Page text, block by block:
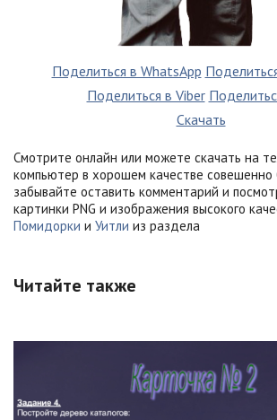
Поделиться в WhatsApp
Поделиться в Viber
Скачать
Смотрите онлайн или можете скачать на
компьютер в хорошем качестве совешенно
забывайте оставить комментарий и
картинки PNG и изображения высокого
Помидорки и Уитли из раздела
Читайте также